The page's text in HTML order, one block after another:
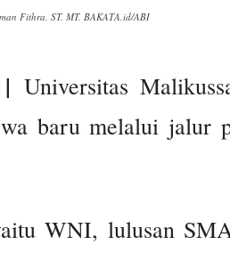
Fithra, ST. MT. BAKATA.id/ABI
Universitas
baru melalui jalur
WNI, lulusan